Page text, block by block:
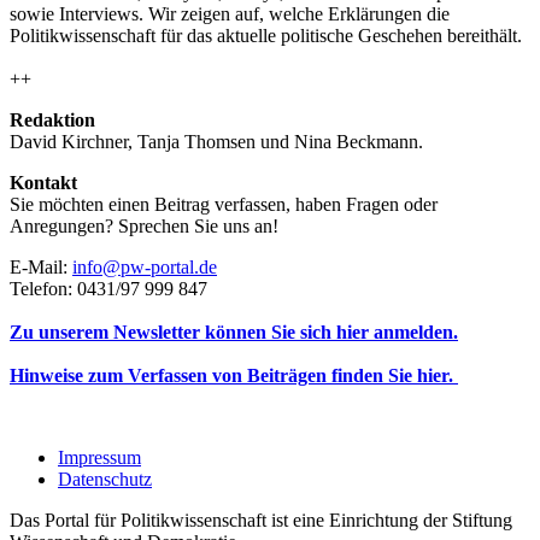
sowie Interviews. Wir zeigen auf, welche Erklärungen die
Politikwissenschaft für das aktuelle politische Geschehen bereithält.
++
Redaktion
David Kirchner, Tanja Thomsen und Nina Beckmann.
Kontakt
Sie möchten einen Beitrag verfassen, haben Fragen oder
Anregungen? Sprechen Sie uns an!
E-Mail: info@pw-portal.de
Telefon: 0431/97 999 847
Zu unserem Newsletter können Sie sich hier anmelden.
Hinweise zum Verfassen von Beiträgen finden Sie hier.
Impressum
Datenschutz
Das Portal für Politikwissenschaft ist eine Einrichtung der Stiftung